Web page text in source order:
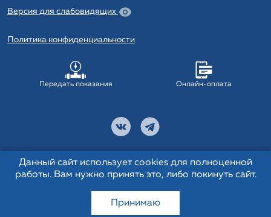
Версия для слабовидящих
Политика конфиденциальности
Передать показания Онлайн-оплата
Данный сайт использует cookies для полноценной
работы. Вам нужно принять это, либо покинуть сайт.
Принимаю